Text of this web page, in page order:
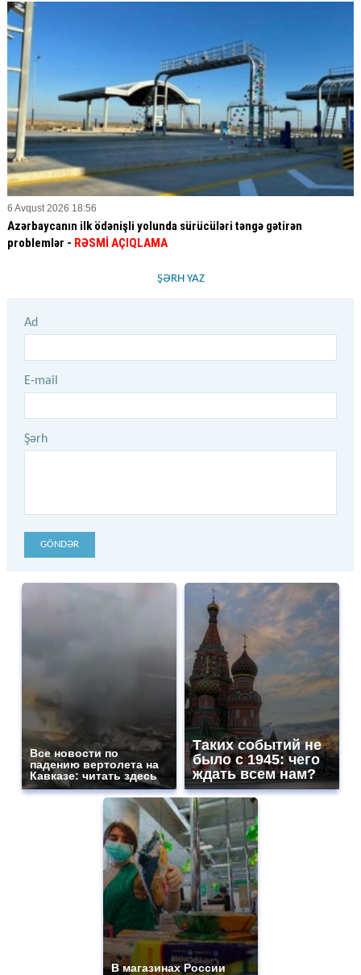
6 Avqust 2026 18:56
Azərbaycanın ilk ödənişli yolunda sürücüləri təngə gətirən
problemlər - RƏSMİ AÇIQLAMA
ŞƏRH YAZ
Ad
E-mail
Şərh
GÖNDƏR
Все новости по
падению вертолета на
Кавказе: читать здесь
Таких событий не
было с 1945: чего
ждать всем нам?
В магазинах России